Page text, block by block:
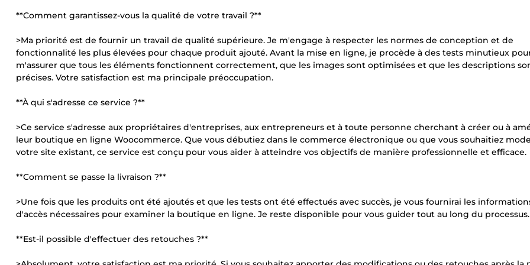
**Comment garantissez-vous la qualité de votre travail ?**
>Ma priorité est de fournir un travail de qualité supérieure. Je m'engage à respecter les normes de conception et de
fonctionnalité les plus élevées pour chaque produit ajouté. Avant la mise en ligne, je procède à des tests minutieux
m'assurer que tous les éléments fonctionnent correctement, que les images sont optimisées et que les descriptions
précises. Votre satisfaction est ma principale préoccupation.
**À qui s'adresse ce service ?**
>Ce service s'adresse aux propriétaires d'entreprises, aux entrepreneurs et à toute personne cherchant à créer ou à
leur boutique en ligne Woocommerce. Que vous débutiez dans le commerce électronique ou que vous souhaitiez
votre site existant, ce service est conçu pour vous aider à atteindre vos objectifs de manière professionnelle et efficace.
**Comment se passe la livraison ?**
>Une fois que les produits ont été ajoutés et que les tests ont été effectués avec succès, je vous fournirai les
d'accès nécessaires pour examiner la boutique en ligne. Je reste disponible pour vous guider tout au long du processus.
**Est-il possible d'effectuer des retouches ?**